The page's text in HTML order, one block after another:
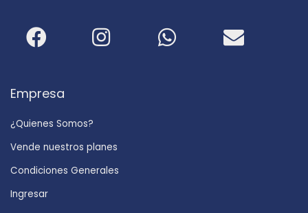
Empresa
¿Quienes Somos?
Vende nuestros planes
Condiciones Generales
Ingresar